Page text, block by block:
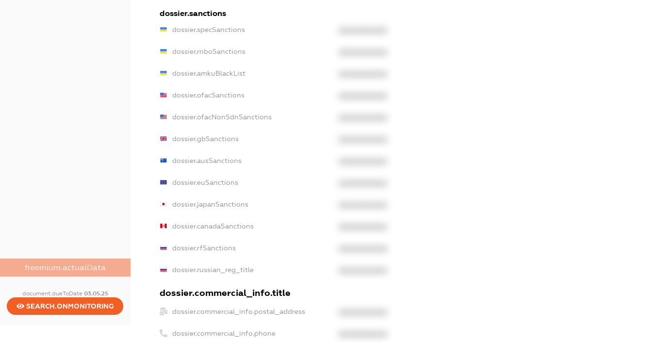
freemium.actualData
document.dueToDate 03.05.25
SEARCH.ONMONITORING
dossier.sanctions
dossier.specSanctions
dossier.rnboSanctions
dossier.amkuBlackList
dossier.ofacSanctions
dossier.ofacNonSdnSanctions
dossier.gbSanctions
dossier.ausSanctions
dossier.euSanctions
dossier.japanSanctions
dossier.canadaSanctions
dossier.rfSanctions
dossier.russian_reg_title
dossier.commercial_info.title
dossier.commercial_info.postal_address
dossier.commercial_info.phone